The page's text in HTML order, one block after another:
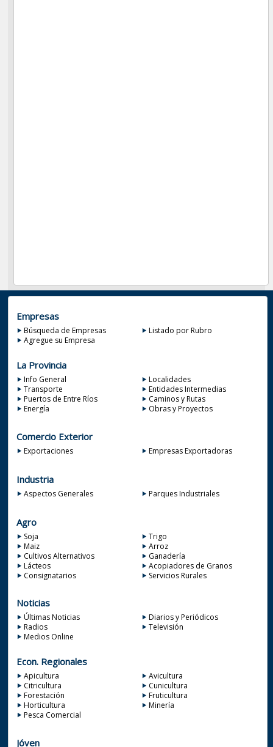
Empresas
Búsqueda de Empresas
Listado por Rubro
Agregue su Empresa
La Provincia
Info General
Localidades
Transporte
Entidades Intermedias
Puertos de Entre Ríos
Caminos y Rutas
Energía
Obras y Proyectos
Comercio Exterior
Exportaciones Empresas Exportadoras
Industria
Aspectos Generales Parques Industriales
Agro
Soja
Trigo
Maiz
Arroz
Cultivos Alternativos
Ganadería
Lácteos
Acopiadores de Granos
Consignatarios
Servicios Rurales
Noticias
Últimas Noticias
Diarios y Periódicos
Radios
Televisión
Medios Online
Econ. Regionales
Apicultura
Avicultura
Citricultura
Cunicultura
Forestación
Fruticultura
Horticultura
Minería
Pesca Comercial
Jóven